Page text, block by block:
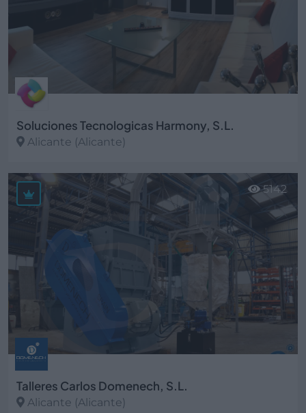
Soluciones Tecnologicas Harmony, S.L.
Alicante (Alicante)
Ver más
Talleres Carlos Domenech, S.L.
Alicante (Alicante)
5142